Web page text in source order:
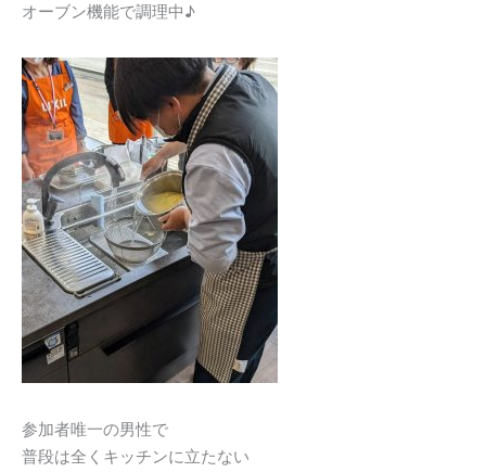
オーブン機能で調理中♪
参加者唯一の男性で
普段は全くキッチンに立たない